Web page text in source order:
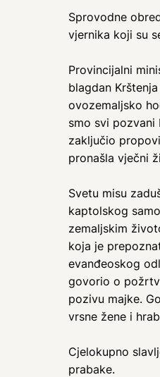
Sprovodne
vjernika koji su
Provincijalni
blagdan
ovozemaljsko
smo svi pozvani
zaključio
pronašla vječni
Svetu misu
kaptolskog
zemaljskim
koja je
evanđeoskog
govorio o
pozivu majke.
vrsne žene i
Cjelokupno
prabake.